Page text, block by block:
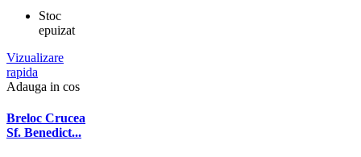
Stoc
epuizat
Vizualizare
rapida
Adauga in cos
Breloc Crucea
Sf. Benedict...